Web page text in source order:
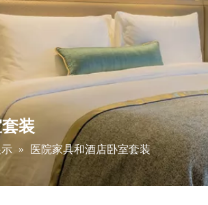
装
» 医院家具和酒店卧室套装